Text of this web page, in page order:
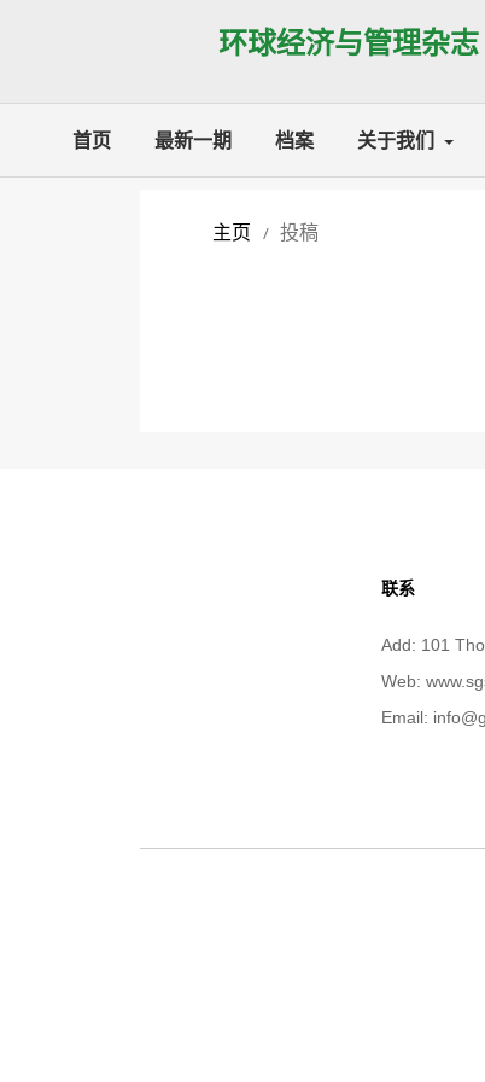
环球经济与管理杂志
首页 最新一期 档案 关于我们
主页 / 投稿
联系
Add: 101
Web:
Email: